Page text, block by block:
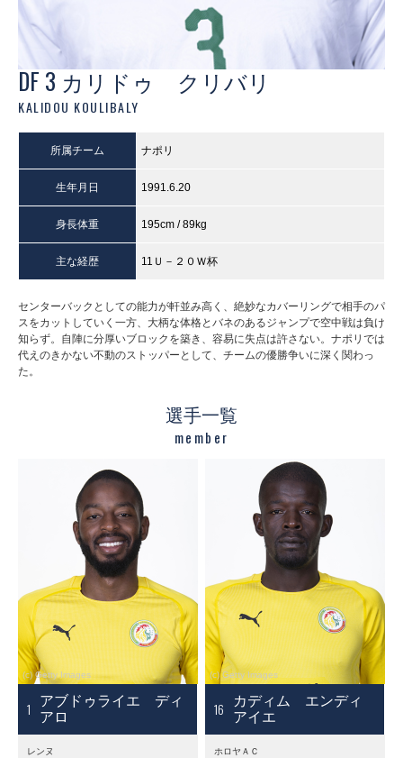
DF 3 カリドゥ クリバリ
KALIDOU KOULIBALY
所属チーム ナポリ
生年月日 1991.6.20
身長体重 195cm / 89kg
主な経歴 11Ｕ－２０Ｗ杯
センターバックとしての能力が軒並み高く、絶妙なカバーリングで相手のパ
スをカットしていく一方、大柄な体格とバネのあるジャンプで空中戦は負け
知らず。自陣に分厚いブロックを築き、容易に失点は許さない。ナポリでは
代えのきかない不動のストッパーとして、チームの優勝争いに深く関わっ
た。
選手一覧
member
1
アブドゥライエ ディ
アロ
レンヌ
16
カディム エンディ
アイエ
ホロヤＡＣ